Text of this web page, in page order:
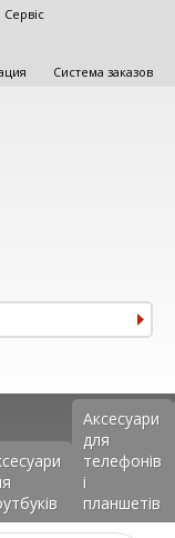
Сервіс
Система заказов
Аксеcуари
для
телефонів
і
планшетів